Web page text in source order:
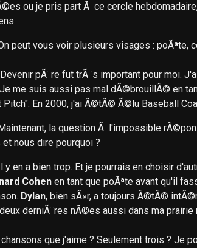
ou je pris part Ã ce cercle
peut vous voir plusieurs visages : poÃªte,
pÃ¨re fut trÃ¨s important pour moi.
me suis aussi pas mal dÃ©brouillÃ© en
Pitch". En 2000, j'ai Ã©tÃ© Ã©lu Baseball
la question Ã l'impossible
nous dire pourquoi ?
y en a bien trop. Et je pourrais en choisir
Cohen en tant que poÃªte avant qu'il
Dylan, bien sÃ»r, a toujours Ã©tÃ©
derniÃ¨res nÃ©es aussi dans ma
que j'aime ? Seulement trois ? Je